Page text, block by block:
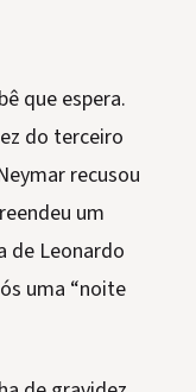
que espera.
do terceiro
recusou
um
de Leonardo
uma “noite